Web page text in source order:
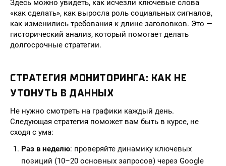
Здесь можно увидеть, как исчезли ключевые слова
«как сделать», как выросла роль социальных сигналов,
как изменились требования к длине заголовков. Это —
гисторический анализ, который помогает делать
долгосрочные стратегии.
СТРАТЕГИЯ МОНИТОРИНГА: КАК НЕ
УТОНУТЬ В ДАННЫХ
Не нужно смотреть на графики каждый день.
Следующая стратегия поможет вам быть в курсе, не
сходя с ума:
Раз в неделю: проверяйте динамику ключевых
позиций (10–20 основных запросов) через Google